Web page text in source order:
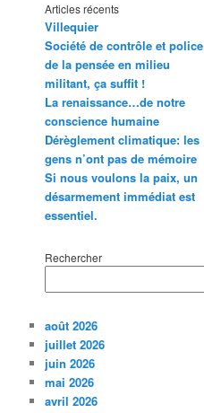
Articles récents
Villequier
Société de contrôle et police
de la pensée en milieu
militant, ça suffit !
La renaissance…de notre
conscience humaine
Dérèglement climatique: les
gens n’ont pas de mémoire
Si nous voulons la paix, un
désarmement immédiat est
essentiel.
Rechercher
août 2026
juillet 2026
juin 2026
mai 2026
avril 2026